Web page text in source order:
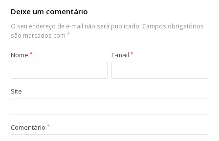
Deixe um comentário
O seu endereço de e-mail não será publicado. Campos obrigatórios
são marcados com*
Nome* E-mail*
Site
Comentário*